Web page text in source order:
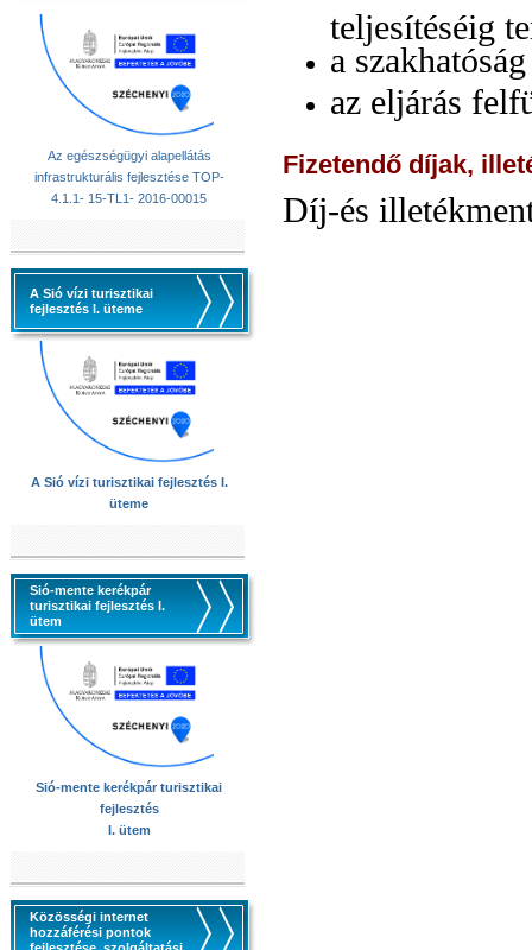
Az egészségügyi alapellátás
infrastrukturális fejlesztése TOP-
4.1.1- 15-TL1- 2016-00015
A Sió vízi turisztikai
fejlesztés I. üteme
A Sió vízi turisztikai fejlesztés I.
üteme
Sió-mente kerékpár
turisztikai fejlesztés I.
ütem
Sió-mente kerékpár turisztikai
fejlesztés
I. ütem
Közösségi internet
hozzáférési pontok
teljesítéséig
a
az eljárás
Fizetendő díjak,
Díj-és